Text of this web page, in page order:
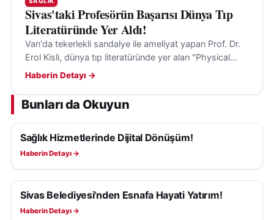
Sivas'taki Profesörün Başarısı Dünya Tıp
Literatüründe Yer Aldı!
Van'da tekerlekli sandalye ile ameliyat yapan Prof. Dr.
Erol Kisli, dünya tıp literatüründe yer alan "Physical
Limits" çalışmasıyla dikkat çekti.
Haberin Detayı →
Bunları da Okuyun
SAĞLIK
Sağlık Hizmetlerinde Dijital Dönüşüm!
Haberin Detayı →
SAĞLIK
Sivas Belediyesi'nden Esnafa Hayati Yatırım!
Haberin Detayı →